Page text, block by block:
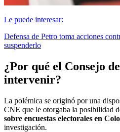
Le puede interesar:
Defensa de Petro toma acciones
suspenderlo
¿Por qué el Consejo
intervenir?
La polémica se originó por una
CNE que le otorgaba la posibilidad
sobre encuestas electorales en
investigación.